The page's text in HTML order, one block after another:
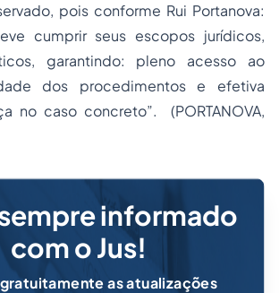
pois conforme Rui Portanova:
cumprir seus escopos jurídicos,
garantindo: pleno acesso ao
dos procedimentos e efetiva
no caso concreto”. (PORTANOVA,
informado
com o Jus!
as atualizações